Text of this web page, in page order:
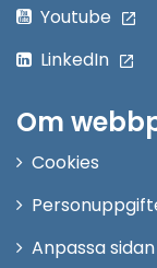
Youtube
LinkedIn
Om
Cookies
Anpassa sidan